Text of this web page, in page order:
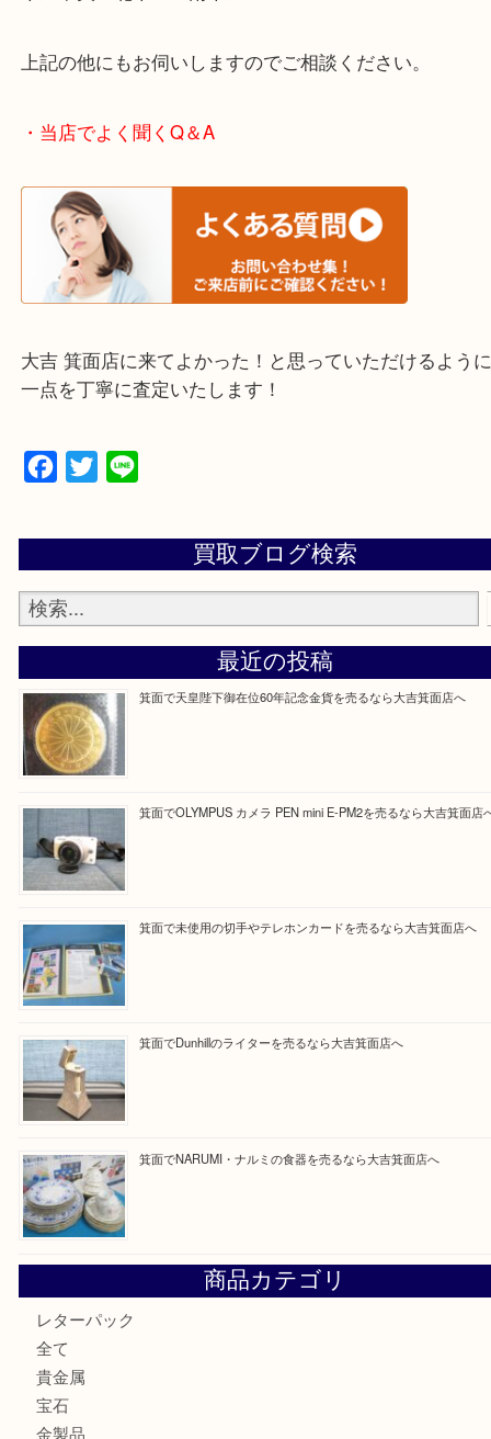
・エリア紹介
※下記エリアはご依頼が多いエリアです。
箕面市・池田市・吹田市
豊中市・茨木市・尼崎市
・当店でよく聞くQ＆A
大吉 箕面店に来てよかった！と思っていただける
一点を丁寧に査定いたします！
Facebook
Twitter
Line
買取ブログ検索
最近の投稿